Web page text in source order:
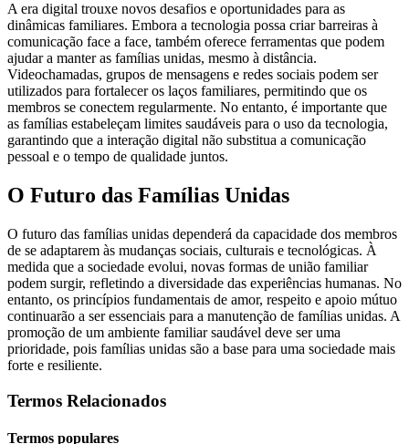
A era digital trouxe novos desafios e oportunidades para as
dinâmicas familiares. Embora a tecnologia possa criar barreiras à
comunicação face a face, também oferece ferramentas que podem
ajudar a manter as famílias unidas, mesmo à distância.
Videochamadas, grupos de mensagens e redes sociais podem ser
utilizados para fortalecer os laços familiares, permitindo que os
membros se conectem regularmente. No entanto, é importante que
as famílias estabeleçam limites saudáveis para o uso da tecnologia,
garantindo que a interação digital não substitua a comunicação
pessoal e o tempo de qualidade juntos.
O Futuro das Famílias Unidas
O futuro das famílias unidas dependerá da capacidade dos membros
de se adaptarem às mudanças sociais, culturais e tecnológicas. À
medida que a sociedade evolui, novas formas de união familiar
podem surgir, refletindo a diversidade das experiências humanas. No
entanto, os princípios fundamentais de amor, respeito e apoio mútuo
continuarão a ser essenciais para a manutenção de famílias unidas. A
promoção de um ambiente familiar saudável deve ser uma
prioridade, pois famílias unidas são a base para uma sociedade mais
forte e resiliente.
Termos Relacionados
Termos populares